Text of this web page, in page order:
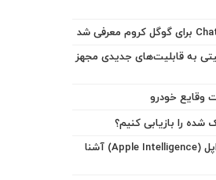
به قابلیت‌های جدیدی مجهز
وقایع خودرو
را بازیابی کنیم؟
با ۱۰ ویژگی اولیه هوش اپل (Apple Intelligence) آشنا